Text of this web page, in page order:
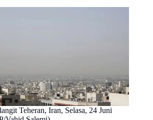
Teheran, Iran, Selasa, 24 Juni